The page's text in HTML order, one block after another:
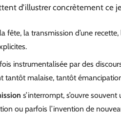
d’illustrer concrètement ce
fête, la transmission d’une
instrumentalisée par des
tantôt malaise, tantôt
s’interrompt, s’ouvre
ou parfois l’invention de